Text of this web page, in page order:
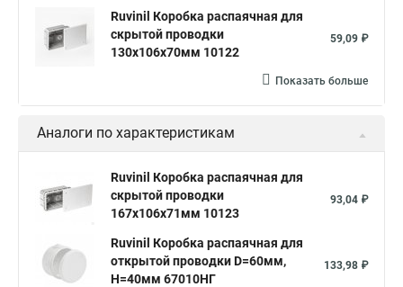
Ruvinil Коробка распаячная для
скрытой проводки
130х106х70мм 10122
59,09 ₽
Показать больше
Аналоги по характеристикам
Ruvinil Коробка распаячная для
скрытой проводки
167х106х71мм 10123
93,04 ₽
Ruvinil Коробка распаячная для
открытой проводки D=60мм,
Н=40мм 67010НГ
133,98 ₽